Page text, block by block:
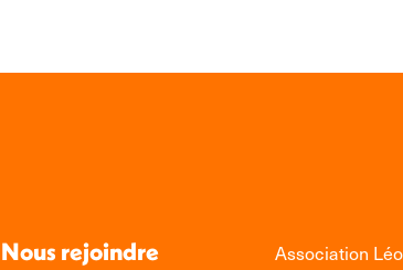
Nous rejoindre
Association